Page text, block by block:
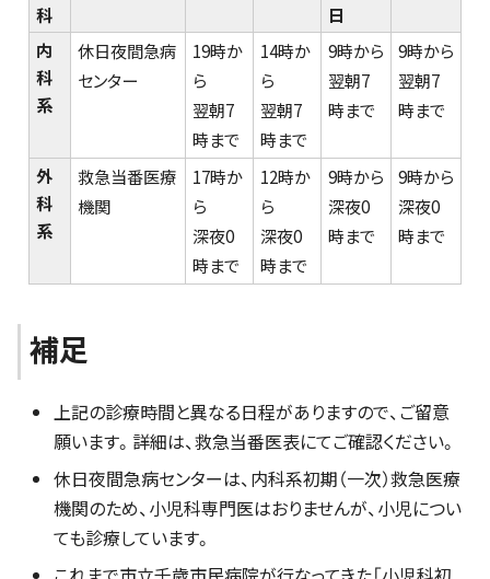
科
日
内
科
系
休日夜間急病
センター
19時か
ら
翌朝7
時まで
14時か
ら
翌朝7
時まで
9時から
翌朝7
時まで
9時から
翌朝7
時まで
外
科
系
救急当番医療
機関
17時か
ら
深夜0
時まで
12時か
ら
深夜0
時まで
9時から
深夜0
時まで
9時から
深夜0
時まで
補足
上記の診療時間と異なる日程がありますので、ご留意
願います。詳細は、救急当番医表にてご確認ください。
休日夜間急病センターは、内科系初期（一次）救急医療
機関のため、小児科専門医はおりませんが、小児につい
ても診療しています。